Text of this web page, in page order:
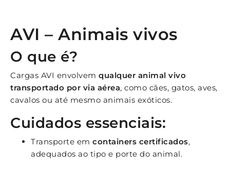
AVI – Animais vivos
O que é?
Cargas AVI envolvem qualquer animal vivo
transportado por via aérea, como cães, gatos, aves,
cavalos ou até mesmo animais exóticos.
Cuidados essenciais:
Transporte em containers certificados,
adequados ao tipo e porte do animal.